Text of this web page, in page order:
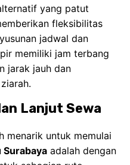
yang patut
fleksibilitas
jadwal dan
memiliki jam terbang
jarak jauh dan
Lanjut Sewa
menarik untuk memulai
Surabaya adalah dengan